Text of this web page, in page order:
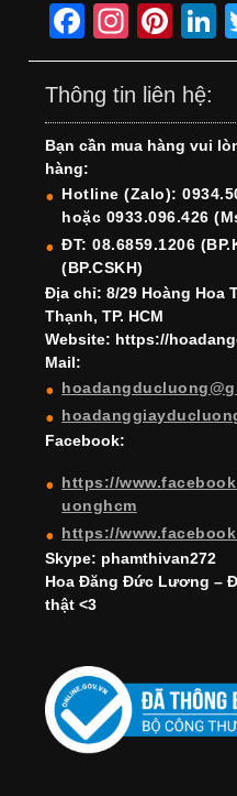
F
a
c
e
b
o
o
k
In
st
a
gr
a
m
Pi
nt
er
e
st
n
e
n
Thông tin liên hệ:
Bạn cần mua hàng vui
hàng:
Hotline (Zalo):
hoặc 0933.096.426
ĐT: 08.6859.1206
(BP.CSKH)
Địa chỉ: 8/29 Hoàng Hoa
Thạnh, TP. HCM
Website: https://
Mail:
Facebook:
https://
uonghcm
https://
Skype: phamthivan272
Hoa Đăng Đức Lương –
thật <3